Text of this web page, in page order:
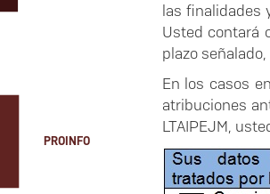
PROINFO
las finalidades
Usted contará
plazo
En los casos
atribuciones
LTAIPEJM,